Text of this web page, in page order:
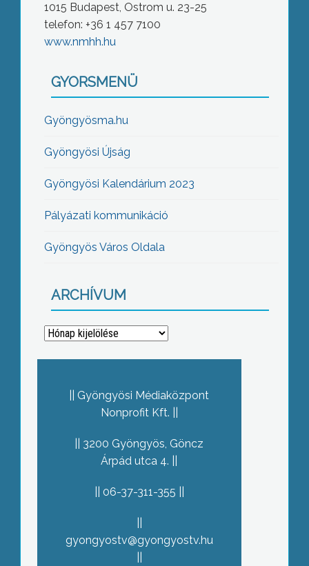
1015 Budapest, Ostrom u. 23-25
telefon: +36 1 457 7100
www.nmhh.hu
GYORSMENÜ
Gyöngyösma.hu
Gyöngyösi Újság
Gyöngyösi Kalendárium 2023
Pályázati kommunikáció
Gyöngyös Város Oldala
ARCHÍVUM
Archívum
Gyöngyösi Médiaközpont
Nonprofit Kft.
3200 Gyöngyös, Göncz
Árpád utca 4.
06-37-311-355
gyongyostv@gyongyostv.hu